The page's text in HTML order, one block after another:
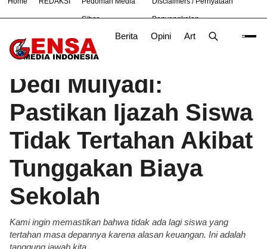
Siber Penyangkalan
Berita Opini Artikel
# Bandung Bekasi
Beranda/Berita
Dedi Mulyadi:
Pastikan Ijazah Siswa
Tidak Tertahan Akibat
Tunggakan Biaya
Sekolah
Kami ingin memastikan bahwa tidak ada lagi siswa yang
tertahan masa depannya karena alasan keuangan. Ini adalah